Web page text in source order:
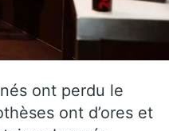
ont perdu le
ont d’ores et